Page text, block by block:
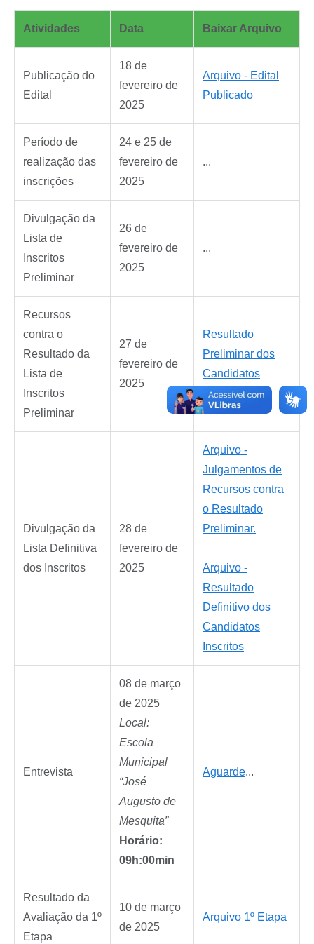
Atividades Data Baixar Arquivo
Publicação do
Edital
18 de
fevereiro de
2025
Arquivo - Edital
Publicado
Período de
realização das
inscrições
24 e 25 de
fevereiro de
2025
...
Divulgação da
Lista de
Inscritos
Preliminar
26 de
fevereiro de
2025
...
Recursos
contra o
Resultado da
Lista de
Inscritos
Preliminar
27 de
fevereiro de
2025
Resultado
Preliminar dos
Candidatos
Inscritos
Divulgação da
Lista Definitiva
dos Inscritos
28 de
fevereiro de
2025
Arquivo -
Julgamentos de
Recursos contra
o Resultado
Preliminar.
Arquivo -
Resultado
Definitivo dos
Candidatos
Inscritos
Entrevista
08 de março
de 2025
Local:
Escola
Municipal
“José
Augusto de
Mesquita”
Horário:
09h:00min
Aguarde...
Resultado da
Avaliação da 1º
Etapa
10 de março
de 2025
Arquivo 1º Etapa